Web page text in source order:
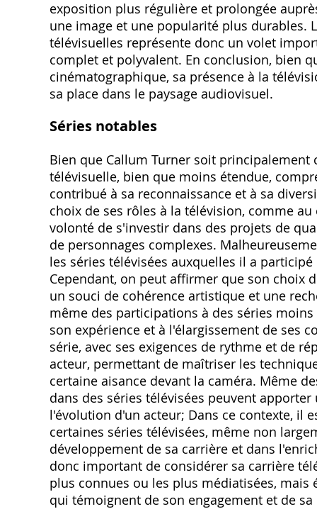
exposition plus régulière et prolongée
une image et une popularité plus durables.
télévisuelles représente donc un volet
complet et polyvalent. En conclusion, bien
cinématographique, sa présence à la
sa place dans le paysage audiovisuel.
Séries notables
Bien que Callum Turner soit
télévisuelle, bien que moins étendue,
contribué à sa reconnaissance et à sa
choix de ses rôles à la télévision, comme
volonté de s'investir dans des projets de
de personnages complexes.
les séries télévisées auxquelles il a
Cependant, on peut affirmer que son choix
un souci de cohérence artistique et une
même des participations à des séries
son expérience et à l'élargissement de ses
série, avec ses exigences de rythme et de
acteur, permettant de maîtriser les
certaine aisance devant la caméra. Même
dans des séries télévisées peuvent
l'évolution d'un acteur; Dans ce contexte, il
certaines séries télévisées, même non
développement de sa carrière et dans
donc important de considérer sa carrière
plus connues ou les plus médiatisées,
qui témoignent de son engagement et de